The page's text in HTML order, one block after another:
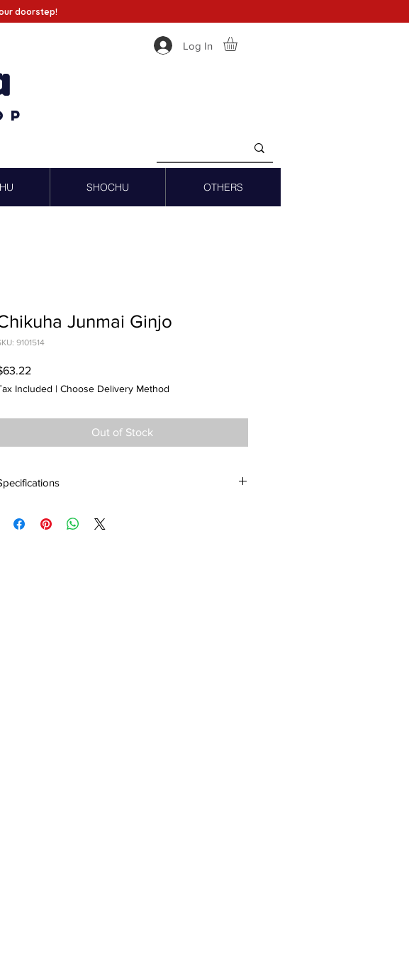
doorstep!
Log In
SHOCHU OTHERS
Junmai Ginjo
9101514
Price
Included | Choose Delivery Method
Out of Stock
産地 : 石川